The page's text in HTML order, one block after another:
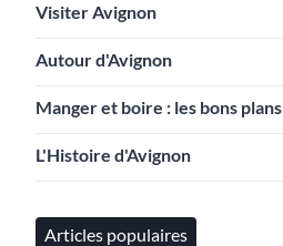
Visiter Avignon
Autour d'Avignon
Manger et boire : les bons plans
L'Histoire d'Avignon
Articles populaires